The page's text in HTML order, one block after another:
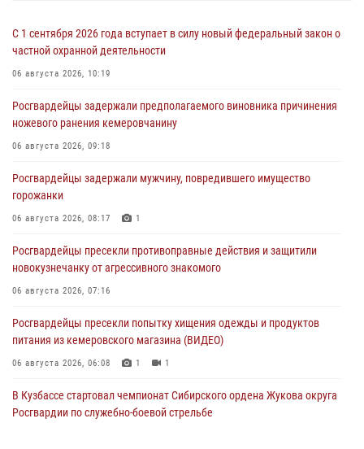
С 1 сентября 2026 года вступает в силу новый федеральный закон о
частной охранной деятельности
06 августа 2026, 10:19
Росгвардейцы задержали предполагаемого виновника причинения
ножевого ранения кемеровчанину
06 августа 2026, 09:18
Росгвардейцы задержали мужчину, повредившего имущество
горожанки
06 августа 2026, 08:17 1
Росгвардейцы пресекли противоправные действия и защитили
новокузнечанку от агрессивного знакомого
06 августа 2026, 07:16
Росгвардейцы пресекли попытку хищения одежды и продуктов
питания из кемеровского магазина (ВИДЕО)
06 августа 2026, 06:08 1 1
В Кузбассе стартовал чемпионат Сибирского ордена Жукова округа
Росгвардии по служебно-боевой стрельбе